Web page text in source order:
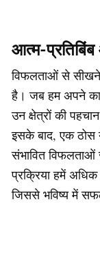
आत्म-प्रतिबिंब
विफलताओं से सीखने
है। जब हम अपने
उन क्षेत्रों की
इसके बाद, एक ठोस
संभावित
प्रक्रिया हमें
जिससे भविष्य में